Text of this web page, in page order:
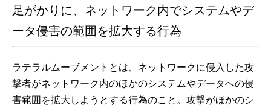
足がかりに、ネットワーク内でシステムやデ
ータ侵害の範囲を拡大する行為
ラテラルムーブメントとは、ネットワークに侵入した攻
撃者がネットワーク内のほかのシステムやデータへの侵
害範囲を拡大しようとする行為のこと。攻撃がほかのシ